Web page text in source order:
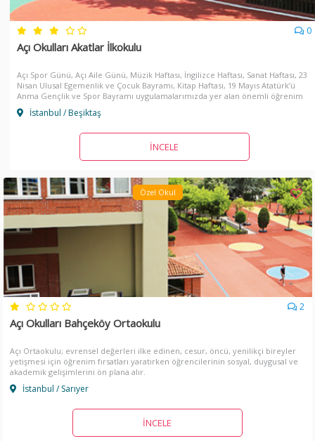
0
Açı Okulları Akatlar İlkokulu
Açı Spor Günü, Açı Aile Günü, Müzik Haftası, İngilizce Haftası, Sanat Haftası, 23
Nisan Ulusal Egemenlik ve Çocuk Bayramı, Kitap Haftası, 19 Mayıs Atatürk’ü
Anma Gençlik ve Spor Bayramı uygulamalarımızda yer alan önemli öğrenim
deneyimleridir.
İstanbul / Beşiktaş
İNCELE
Özel Okul
2
Açı Okulları Bahçeköy Ortaokulu
Açı Ortaokulu; evrensel değerleri ilke edinen, cesur, öncü, yenilikçi bireyler
yetişmesi için öğrenim fırsatları yaratırken öğrencilerinin sosyal, duygusal ve
akademik gelişimlerini ön plana alır.
İstanbul / Sarıyer
İNCELE